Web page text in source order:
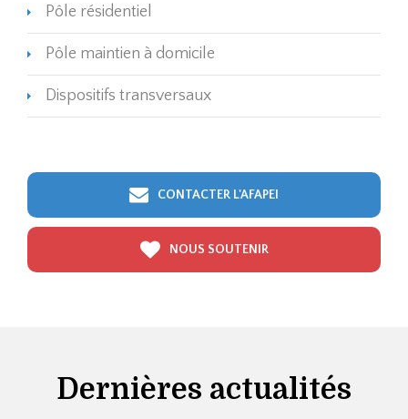
Pôle résidentiel
Pôle maintien à domicile
Dispositifs transversaux
CONTACTER L'AFAPEI
NOUS SOUTENIR
Dernières actualités